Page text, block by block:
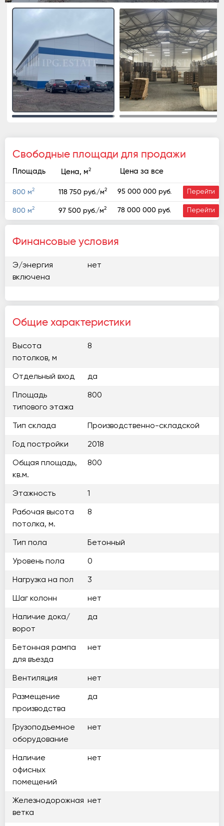
Свободные площади для продажи
Площадь Цена, м2 Цена за все
800 м2 118 750 руб./м2 95 000 000 руб. Перейти
800 м2 97 500 руб./м2 78 000 000 руб. Перейти
Финансовые условия
Э/энергия
включена
нет
Общие характеристики
Высота
потолков, м
8
Отдельный вход да
Площадь
типового этажа
800
Тип склада Производственно-складской
Год постройки 2018
Общая площадь,
кв.м.
800
Этажность 1
Рабочая высота
потолка, м.
8
Тип пола Бетонный
Уровень пола 0
Нагрузка на пол 3
Шаг колонн нет
Наличие дока/
ворот
да
Бетонная рампа
для въезда
нет
Вентиляция нет
Размещение
производства
да
Грузоподъемное
оборудование
нет
Наличие
офисных
помещений
нет
Железнодорожная
ветка
нет